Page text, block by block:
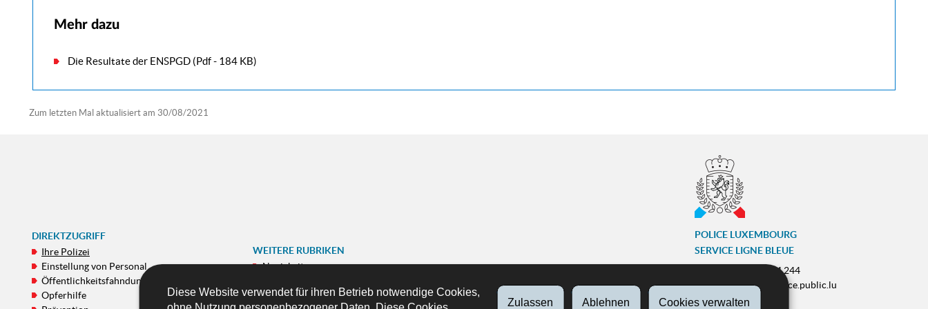
Diese Website verwendet für ihren Betrieb notwendige Cookies,
Zulassen Ablehnen Cookies verwalten
Mehr dazu
Die Resultate der ENSPGD (Pdf - 184 KB)
Zum letzten Mal aktualisiert am 30/08/2021
DIREKTZUGRIFF
Ihre Polizei
Einstellung von Personal
Öffentlichkeitsfahndungen
Opferhilfe
WEITERE RUBRIKEN
Neuigkeiten
Gallerie
FOLGEN SIE UNS
POLICE LUXEMBOURG
SERVICE LIGNE BLEUE
(+352) 244 244 244
E-Mail: contact@police.public.lu
Urgences : 113